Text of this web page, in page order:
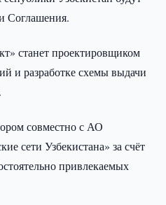
Соглашения.
станет проектировщиком
и разработке схемы выдачи
совместно с АО
сети Узбекистана» за счёт
привлекаемых